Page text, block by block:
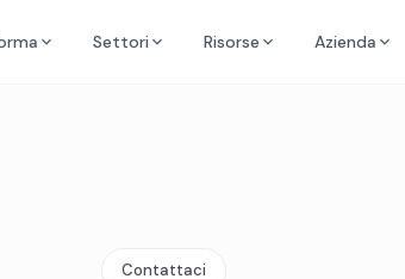
Settori Risorse Azienda
Contattaci